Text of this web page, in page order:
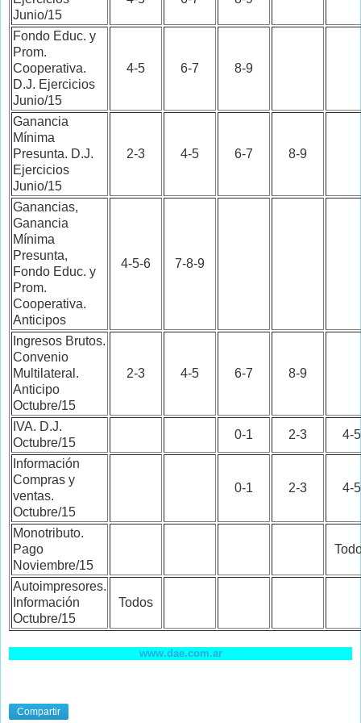
Junio/15
Fondo Educ. y
Prom.
Cooperativa.
D.J. Ejercicios
Junio/15
4-5 6-7 8-9
Ganancia
Mínima
Presunta. D.J.
Ejercicios
Junio/15
2-3 4-5 6-7 8-9
Ganancias,
Ganancia
Mínima
Presunta,
Fondo Educ. y
Prom.
Cooperativa.
Anticipos
4-5-6 7-8-9
Ingresos Brutos.
Convenio
Multilateral.
Anticipo
Octubre/15
2-3 4-5 6-7 8-9
IVA. D.J.
Octubre/15
0-1 2-3 4-5
Información
Compras y
ventas.
Octubre/15
0-1 2-3 4-5
Monotributo.
Pago
Noviembre/15
Autoimpresores.
Información
Octubre/15
Todos
www.dae.com.ar
Compartir